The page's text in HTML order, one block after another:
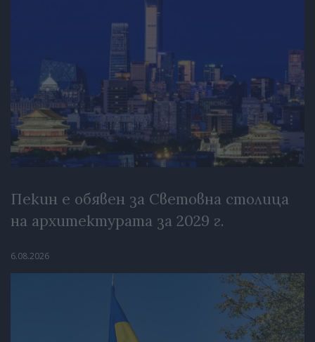
Пекин е обявен за Световна столица
на архитектурата за 2029 г.
6.08.2026